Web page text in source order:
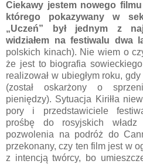
Ciekawy jestem nowego filmu
którego pokazywany w
„Uczeń” był jednym z
widziałem na festiwalu dwa
polskich kinach). Nie wiem o
że jest to biografia
realizował w ubiegłym roku,
(został oskarżony o
pieniędzy). Sytuacja Kiriłła
pory i przedstawiciele
prośbę do rosyjskich
pozwolenia na podróż do
przekonany, czy ten film jest w
z intencją twórcy, bo